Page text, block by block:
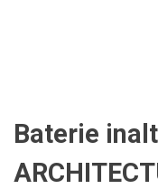
Baterie